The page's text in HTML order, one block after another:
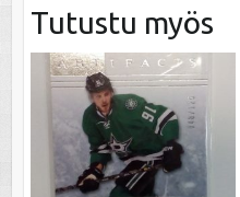
Tutustu myös